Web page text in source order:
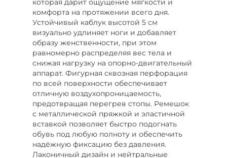
которая дарит ощущение мягкости и
комфорта на протяжении всего дня.
Устойчивый каблук высотой 5 см
визуально удлиняет ноги и добавляет
образу женственности, при этом
равномерно распределяя вес тела и
снижая нагрузку на опорно-двигательный
аппарат. Фигурная сквозная перфорация
по всей поверхности обеспечивает
отличную воздухопроницаемость,
предотвращая перегрев стопы. Ремешок
с металлической пряжкой и эластичной
вставкой позволяет быстро подогнать
обувь под любую полноту и обеспечить
надёжную фиксацию без давления.
Лаконичный дизайн и нейтральные